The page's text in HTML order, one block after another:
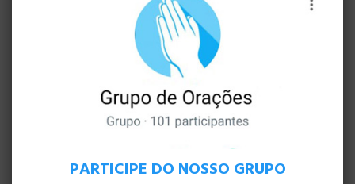
poderia satisfazer a exigência de Deus.
Portanto, ninguém pode vir ao Pai a não ser
através dele (João 14: 6 ).
PUBLICIDADE
PARTICIPE DO NOSSO GRUPO